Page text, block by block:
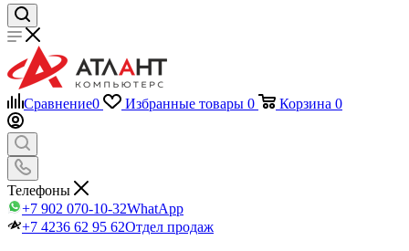
Сравнение0 Избранные товары 0 Корзина 0
Телефоны
+7 902 070-10-32WhatApp
+7 4236 62 95 62Отдел продаж